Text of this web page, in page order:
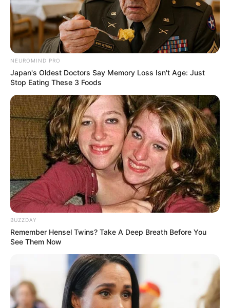
Taskya Namya
NEUROMIND PRO
Japan's Oldest Doctors Say Memory Loss Isn't Age: Just
Stop Eating These 3 Foods
BUZZDAY
Remember Hensel Twins? Take A Deep Breath Before You
See Them Now